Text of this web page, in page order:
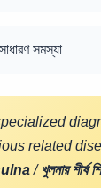
সমস্যা
related
/ খুলনার শীর্ষ